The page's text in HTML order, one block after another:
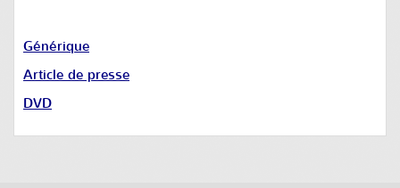
Générique
Article de presse
DVD